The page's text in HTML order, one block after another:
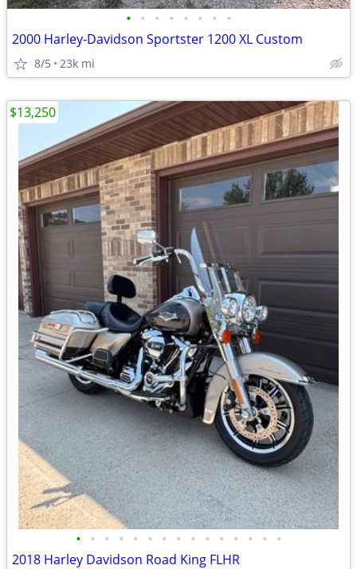
• • • • • • • •
2000 Harley-Davidson Sportster 1200 XL Custom
8/5 23k mi
• • • • • • • • • • • • • • •
2018 Harley Davidson Road King FLHR
$13,250